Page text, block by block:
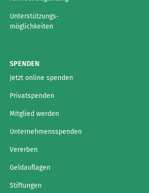
Unterstützungs-
möglichkeiten
SPENDEN
Jetzt online spenden
Privatspenden
Mitglied werden
Unternehmensspenden
Vererben
Geldauflagen
Stiftungen